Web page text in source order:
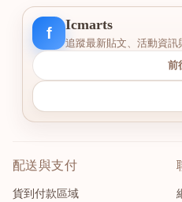
f Icmarts
追蹤最新貼文、活動資訊
前
配送與支付
貨到付款區域